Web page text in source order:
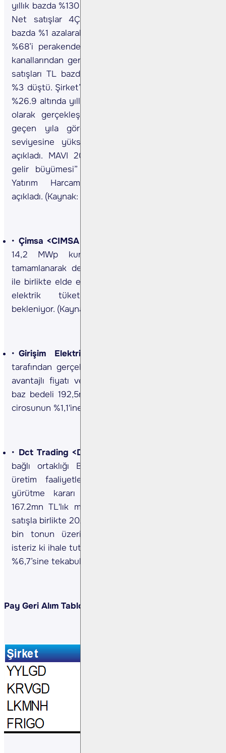
yıllık bazda %130 artışla 95 mn TL net kar açıkladı.
Net satışlar 4Ç24’te beklentilere paralel yıllık
bazda %1 azalarak 9,147 mn TL oldu. Global gelirin
%68’i perakende, %22’sı toptan, %10’u e-ticaret
kanallarından gerçekleşti. 4Ç24’te birebir mağaza
satışları TL bazda %3,9 gerilerken, adet bazında
%3 düştü. Şirket’in FAVÖK’ü 4Ç24’te beklentilerin
%26.9 altında yıllık bazda %6.7 artarak 1,172mn TL
olarak gerçekleşmiştir. Şirketin FAVÖK Marjı ise
geçen yıla göre 90 bazpuan artarak %12.8
seviyesine yükseldi. Şirket 2025 beklentilerini
açıkladı. MAVI 2025T’de “düşük-orta tek haneli
gelir büyümesi” , %17,5 seviyesine FAVÖK ve
Yatırım Harcaması “Konsolide gelirin%5’ine”
açıkladı. (Kaynak: KAP)
Çimsa <CIMSA TI>
14,2 MWp kurulu güce sahip GES tesisi
tamamlanarak devreye alındığını açıkladı. Santral
ile birlikte elde edilecek elektriğin fabrikanın yıllık
elektrik tüketiminin %14'ünü karşılaması
bekleniyor. (Kaynak: KAP)
Girişim Elektrik <GESAN TI>
tarafından gerçekleştirilen ihaleye katılmış ve en
avantajlı fiyatı vererek ihalede 1. olmuştur. İhale
baz bedeli 192,5mn TL olup, şirketin son 12 aylık
cirosunun %1,1'ine denk gelmektedir. (Kaynak: KAP)
Dct Trading <DCTTR TI>
bağlı ortaklığı Bluefarm bünyesinde yürüttüğü
üretim faaliyetlerinin benzerini Türkiye’de de
yürütme kararı aldığı açıklandı. Şirket ayrıca
167.2mn TL'lık mısır satışı gerçekleştirilmiştir. Bu
satışla birlikte 2025 yılında toplam mısır satışları 19
bin tonun üzerinde gerçekleşmiştir. Hatılatmak
isteriz ki ihale tutarı şirketin son 12 aylık cirosunun
%6,7’sine tekabul etmektedir. (Kaynak: KAP)
Pay Geri Alım Tablosu